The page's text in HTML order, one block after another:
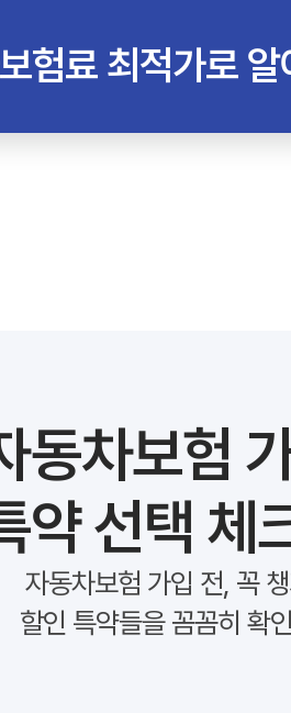
험료 최적가로 알
동차보험
약 선택 체
자동차보험 가입 전, 꼭
할인 특약들을 꼼꼼히 확